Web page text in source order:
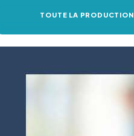
TOUTE LA PRODUCTION